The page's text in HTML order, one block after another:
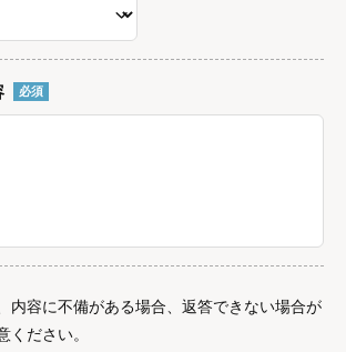
必須
内容に不備がある場合、返答できない場合が
ください。